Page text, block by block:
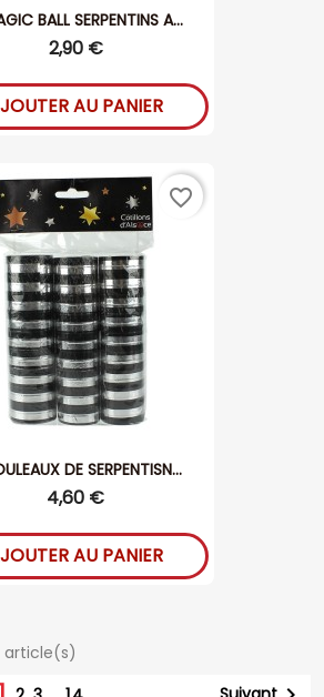
BALL SERPENTINS A...
2,90 €
AU PANIER
DE SERPENTISN...
4,60 €
AU PANIER
favorite_border
article(s)